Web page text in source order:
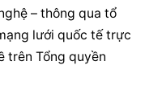
– thông qua tổ
lưới quốc tế trực
trên Tổng quyền